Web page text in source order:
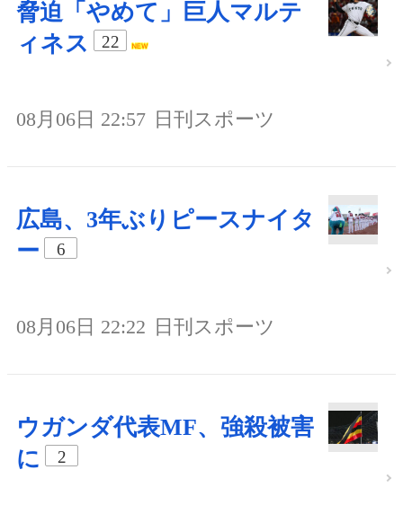
脅迫「やめて」巨人マルテ
ィネス
22
08月06日 22:57 日刊スポーツ
広島、3年ぶりピースナイタ
ー
6
08月06日 22:22 日刊スポーツ
ウガンダ代表MF、強殺被害
に
2